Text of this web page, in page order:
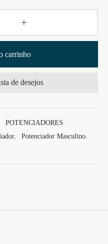
carrinho
de desejos
POTENCIADORES
Potenciador Masculino